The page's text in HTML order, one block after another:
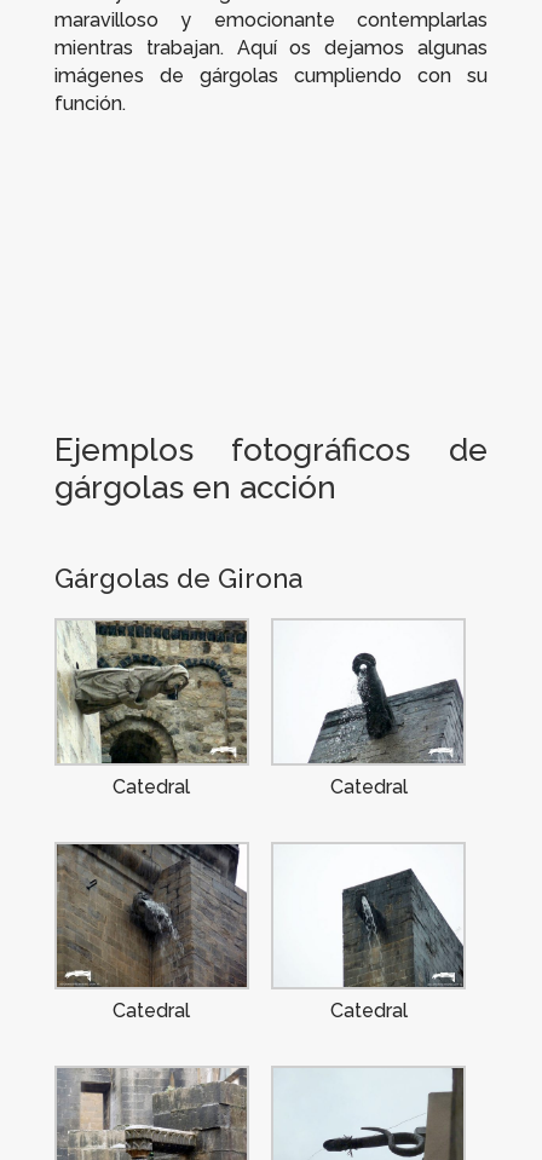
maravilloso y emocionante contemplarlas
mientras trabajan. Aquí os dejamos algunas
imágenes de gárgolas cumpliendo con su
función.
Ejemplos fotográficos de
gárgolas en acción
Gárgolas de Girona
Catedral Catedral
Catedral Catedral